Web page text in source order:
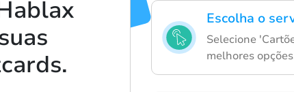
Escolha o
Selecione
melhores